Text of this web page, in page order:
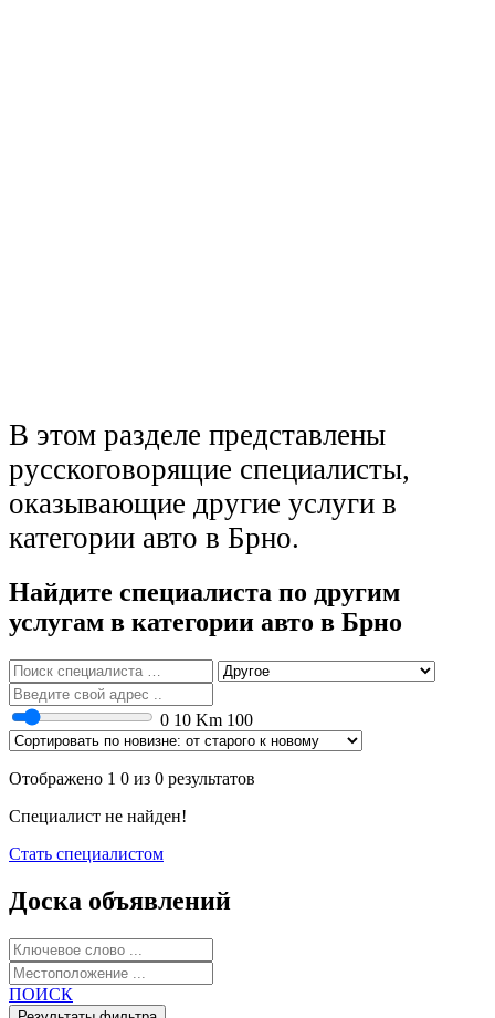
В этом разделе представлены
русскоговорящие специалисты,
оказывающие другие услуги в
категории авто в Брно.
Найдите специалиста по другим
услугам в категории авто в Брно
0 10 Km 100
Отображено 1 0 из 0 результатов
Специалист не найден!
Стать специалистом
Доска объявлений
ПОИСК